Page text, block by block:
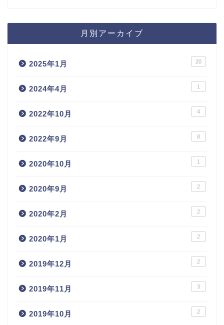
月別アーカイブ
2025年1月 20
2024年4月 1
2022年10月 4
2022年9月 8
2020年10月 1
2020年9月 2
2020年2月 2
2020年1月 2
2019年12月 2
2019年11月 3
2019年10月 2